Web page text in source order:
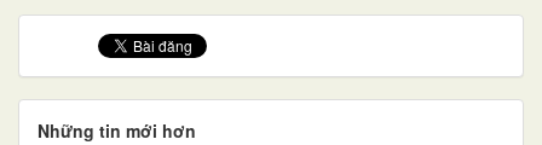
Những tin mới hơn